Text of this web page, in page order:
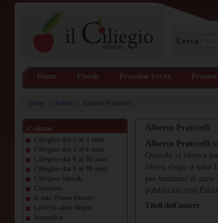
Cerca
Home Ebook Prossime Uscite
Home » Autori » Alberto Praticelli
Collane
Ciliegine dai 2 ai 3 anni
Ciliegine dai 3 ai 6 anni
Ciliegine dai 6 ai 99 anni
Ciliegine dai 9 ai 99 anni
Ciliegine inbook
Classicini
le mie Prime letture
Libri in altre lingue
Narrativa
Alberto Praticelli
Alberto Praticelli
Quando si ritrova
libero sfogo a tutta
per bambini di tutte
pubblicato con
Titoli dell'autore